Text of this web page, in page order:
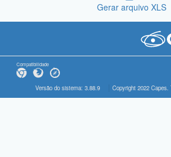
Gerar arquivo XLS
Compatibilidade
Versão do sistema: 3.88.9 Copyright 2022 Capes.